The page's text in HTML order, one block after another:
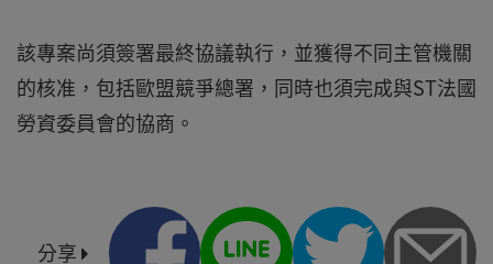
該專案尚須簽署最終協議執行，並獲得不同主管機關
的核准，包括歐盟競爭總署，同時也須完成與ST法國
勞資委員會的協商。
分享